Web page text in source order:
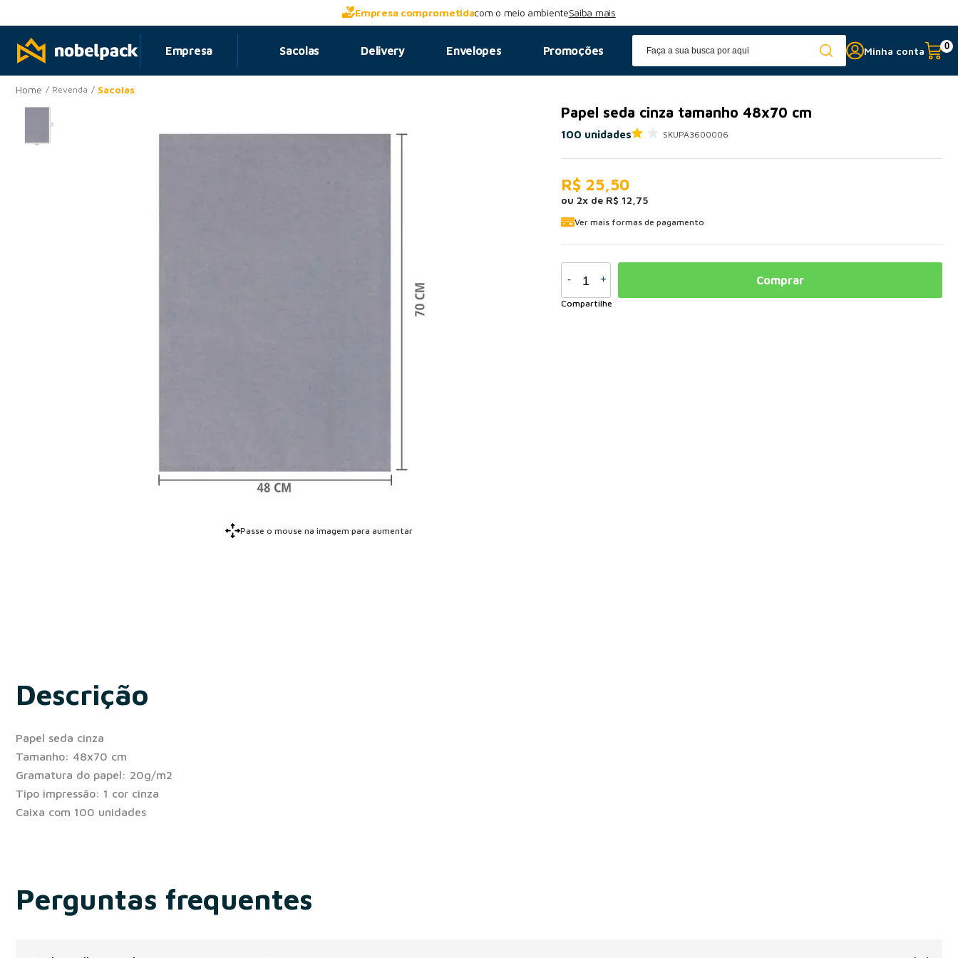
Empresa comprometidacom o meio ambienteSaiba mais
Empresa Sacolas Delivery Envelopes Promoções Minha conta 0
Revenda Sacolas
Passe o mouse na imagem para aumentar
Papel seda cinza tamanho 48x70 cm
100 unidades SKUPA3600006
R$ 25,50
ou 2x de R$ 12,75
Ver mais formas de pagamento
- + Comprar
Compartilhe
Descrição
Papel seda cinza
Tamanho: 48x70 cm
Gramatura do papel: 20g/m2
Tipo impressão: 1 cor cinza
Caixa com 100 unidades
Perguntas frequentes